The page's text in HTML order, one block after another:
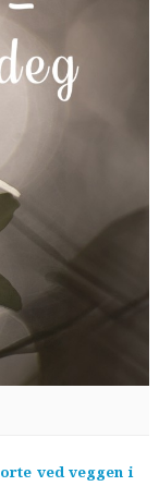
ved veggen i